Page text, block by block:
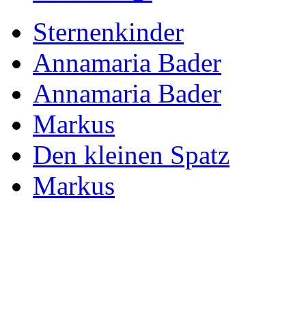
Sternenkinder
Annamaria Bader
Annamaria Bader
Markus
Den kleinen Spatz
Markus